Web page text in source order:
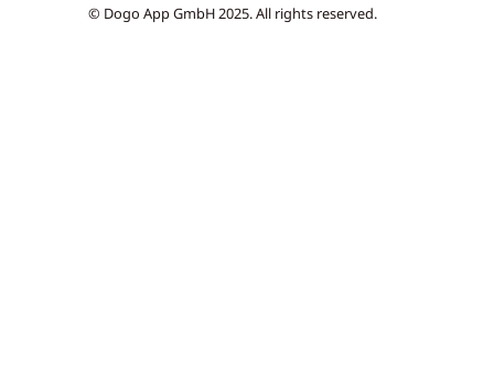
© Dogo App GmbH 2025. All rights reserved.